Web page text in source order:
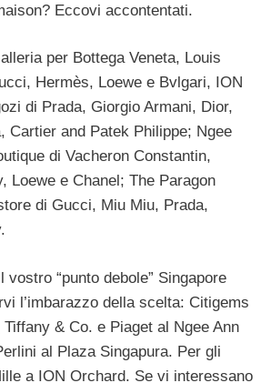
Eccovi accontentati.
per Bottega Veneta, Louis
Hermès, Loewe e Bvlgari, ION
di Prada, Giorgio Armani, Dior,
Cartier and Patek Philippe; Ngee
di Vacheron Constantin,
Loewe e Chanel; The Paragon
di Gucci, Miu Miu, Prada,
vostro “punto debole” Singapore
l’imbarazzo della scelta: Citigems
& Co. e Piaget al Ngee Ann
al Plaza Singapura. Per gli
a ION Orchard. Se vi interessano